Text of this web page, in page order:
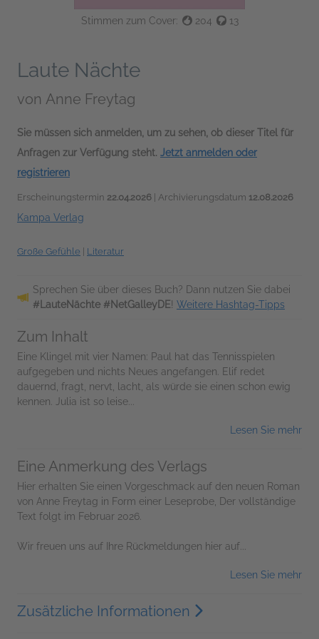
Stimmen zum Cover: 204 13
Laute Nächte
von Anne Freytag
Sie müssen sich anmelden, um zu sehen, ob dieser Titel für
Anfragen zur Verfügung steht. Jetzt anmelden oder
registrieren
Erscheinungstermin 22.04.2026 | Archivierungsdatum 12.08.2026
Kampa Verlag
Große Gefühle Literatur
Sprechen Sie über dieses Buch? Dann nutzen Sie dabei
#LauteNächte #NetGalleyDE! Weitere Hashtag-Tipps
Zum Inhalt
Eine Klingel mit vier Namen: Paul hat das Tennisspielen
aufgegeben und nichts Neues angefangen. Elif redet
dauernd, fragt, nervt, lacht, als würde sie einen schon ewig
kennen. Julia ist so leise...
Lesen Sie mehr
Eine Anmerkung des Verlags
Hier erhalten Sie einen Vorgeschmack auf den neuen Roman
von Anne Freytag in Form einer Leseprobe, Der vollständige
Text folgt im Februar 2026.
Wir freuen uns auf Ihre Rückmeldungen hier auf...
Lesen Sie mehr
Zusätzliche Informationen